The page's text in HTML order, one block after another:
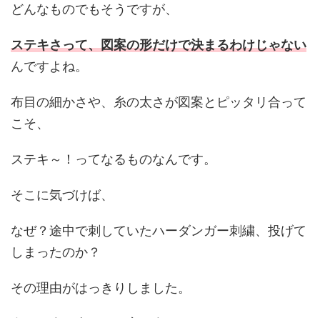
どんなものでもそうですが、
ステキさって、図案の形だけで決まるわけじゃない
んですよね。
布目の細かさや、糸の太さが図案とピッタリ合って
こそ、
ステキ～！ってなるものなんです。
そこに気づけば、
なぜ？途中で刺していたハーダンガー刺繍、投げて
しまったのか？
その理由がはっきりしました。